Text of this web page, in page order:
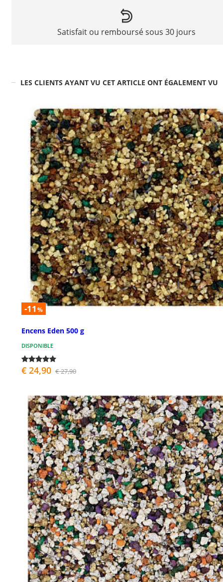
Satisfait ou remboursé sous 30 jours
LES CLIENTS AYANT VU CET ARTICLE ONT ÉGALEMENT VU
-11 %
Encens Eden 500 g
DISPONIBLE
€ 24,90 € 27,90